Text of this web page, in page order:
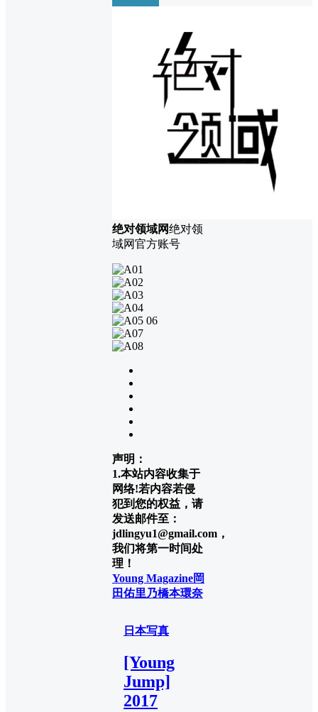
绝对领域网绝对领
域网官方账号
声明：
1.本站内容收集于
网络!若内容若侵
犯到您的权益，请
发送邮件至：
jdlingyu1@gmail.com，
我们将第一时间处
理！
Young Magazine岡
田佑里乃橋本環奈
日本写真
[Young
Jump]
2017